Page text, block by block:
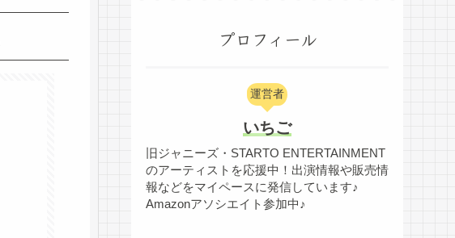
プロフィール
運営者
いちご
旧ジャニーズ・STARTO ENTERTAINMENT
のアーティストを応援中！出演情報や販売情
報などをマイペースに発信しています♪
Amazonアソシエイト参加中♪